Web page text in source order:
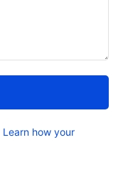
Learn how your